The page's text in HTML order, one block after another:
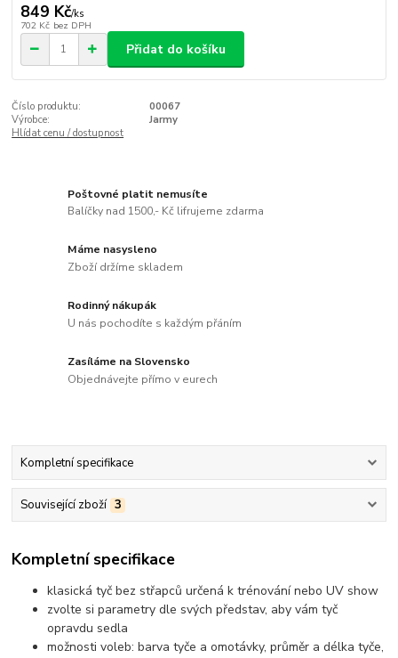
849 Kč/ks
702 Kč bez DPH
Přidat do košíku
Číslo produktu:
00067
Výrobce:
Jarmy
Hlídat cenu / dostupnost
Poštovné platit nemusíte
Balíčky nad 1500,- Kč lifrujeme zdarma
Máme nasysleno
Zboží držíme skladem
Rodinný nákupák
U nás pochodíte s každým přáním
Zasíláme na Slovensko
Objednávejte přímo v eurech
Kompletní specifikace
Související zboží 3
Kompletní specifikace
klasická tyč bez střapců určená k trénování nebo UV show
zvolte si parametry dle svých představ, aby vám tyč
opravdu sedla
možnosti voleb: barva tyče a omotávky, průměr a délka tyče,